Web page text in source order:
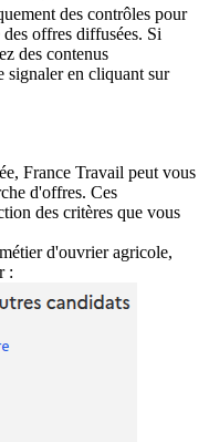
des contrôles pour
offres diffusées. Si
des contenus
signaler en cliquant sur
France Travail peut vous
d'offres. Ces
des critères que vous
d'ouvrier agricole,
: